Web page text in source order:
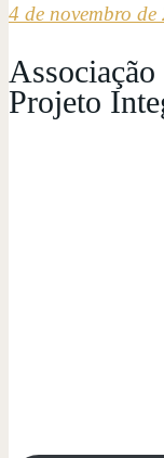
4 de novembro de
Projeto